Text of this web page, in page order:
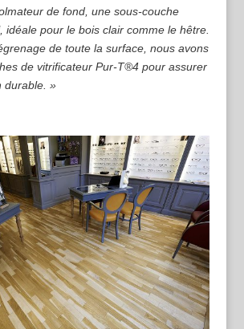
de fond, une sous-couche
idéale pour le bois clair comme le hêtre.
de toute la surface, nous avons
de vitrificateur Pur-T®4 pour assurer
durable. »